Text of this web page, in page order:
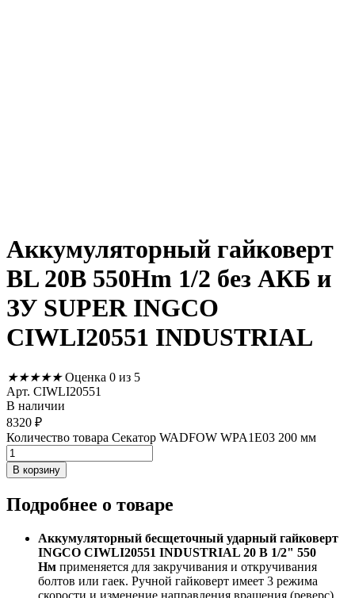
Аккумуляторный гайковерт
BL 20В 550Hm 1/2 без АКБ и
ЗУ SUPER INGCO
CIWLI20551 INDUSTRIAL
★★★★★ Оценка 0 из 5
Арт. CIWLI20551
В наличии
8320 ₽
Количество товара Секатор WADFOW WPA1E03 200 мм
В корзину
Подробнее о товаре
Аккумуляторный бесщеточный ударный гайковерт
INGCO CIWLI20551 INDUSTRIAL 20 В 1/2" 550
Нм применяется для закручивания и откручивания
болтов или гаек. Ручной гайковерт имеет 3 режима
скорости и изменение направления вращения (реверс),